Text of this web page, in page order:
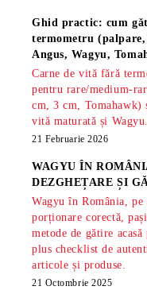
Ghid practic: cum
termometru
Angus, Wagyu,
Carne de vită fără
pentru rare/medium-
cm, 3 cm, Tomahawk)
vită maturată și Wagyu.
21 Februarie 2026
WAGYU ÎN
DEZGHEȚARE ȘI
Wagyu în România,
porționare corectă,
metode de gătire
plus checklist de
articole și produse.
21 Octombrie 2025